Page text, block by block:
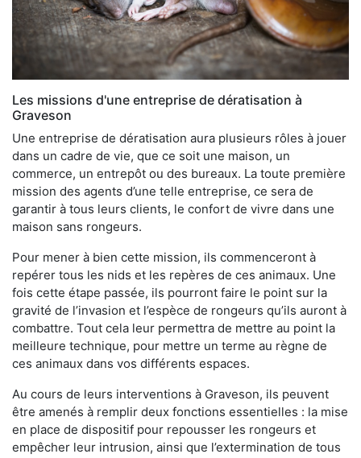
Les missions d'une entreprise de dératisation à
Graveson
Une entreprise de dératisation aura plusieurs rôles à jouer
dans un cadre de vie, que ce soit une maison, un
commerce, un entrepôt ou des bureaux. La toute première
mission des agents d’une telle entreprise, ce sera de
garantir à tous leurs clients, le confort de vivre dans une
maison sans rongeurs.
Pour mener à bien cette mission, ils commenceront à
repérer tous les nids et les repères de ces animaux. Une
fois cette étape passée, ils pourront faire le point sur la
gravité de l’invasion et l’espèce de rongeurs qu’ils auront à
combattre. Tout cela leur permettra de mettre au point la
meilleure technique, pour mettre un terme au règne de
ces animaux dans vos différents espaces.
Au cours de leurs interventions à Graveson, ils peuvent
être amenés à remplir deux fonctions essentielles : la mise
en place de dispositif pour repousser les rongeurs et
empêcher leur intrusion, ainsi que l’extermination de tous